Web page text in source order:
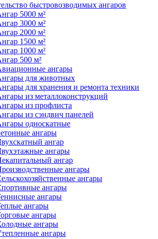
быстровозводимых ангаров
5000 м²
3000 м²
2000 м²
1500 м²
1000 м²
500 м²
ангары
для животных
для хранения и ремонта техники
из металлоконструкций
из профлиста
из сэндвич панелей
односкатные
ангары
ангар
ангары
ангар
ангары
ангары
ангары
ангары
ангары
ангары
ангары
ангары